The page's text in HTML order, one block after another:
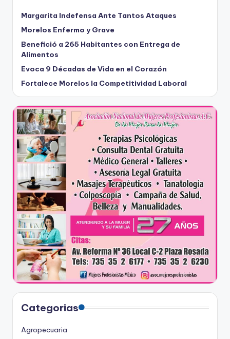
Margarita Indefensa Ante Tantos Ataques
Morelos Enfermo y Grave
Benefició a 265 Habitantes con Entrega de
Alimentos
Evoca 9 Décadas de Vida en el Corazón
Fortalece Morelos la Competitividad Laboral
Categorias
Agropecuaria